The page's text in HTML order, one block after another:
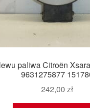
paliwa Citroën
9631275877
242,00 zł